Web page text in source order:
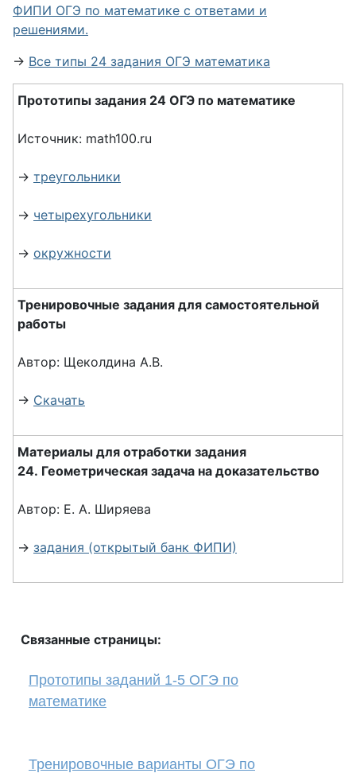
ФИПИ ОГЭ по математике с ответами и
решениями.
→ Все типы 24 задания ОГЭ математика
Прототипы задания 24 ОГЭ по математике
Источник: math100.ru
→ треугольники
→ четырехугольники
→ окружности
Тренировочные задания для самостоятельной
работы
Автор: Щеколдина А.В.
→ Скачать
Материалы для отработки задания
24. Геометрическая задача на доказательство
Автор: Е. А. Ширяева
→ задания (открытый банк ФИПИ)
Связанные страницы:
Прототипы заданий 1-5 ОГЭ по
математике
Тренировочные варианты ОГЭ по